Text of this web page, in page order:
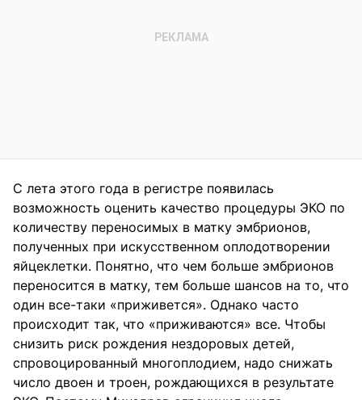
С лета этого года в регистре появилась
возможность оценить качество процедуры ЭКО по
количеству переносимых в матку эмбрионов,
полученных при искусственном оплодотворении
яйцеклетки. Понятно, что чем больше эмбрионов
переносится в матку, тем больше шансов на то, что
один все-таки «приживется». Однако часто
происходит так, что «приживаются» все. Чтобы
снизить риск рождения нездоровых детей,
спровоцированный многоплодием, надо снижать
число двоен и троен, рождающихся в результате